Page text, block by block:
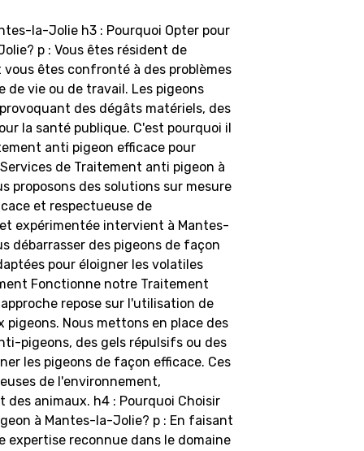
la-Jolie h3 : Pourquoi Opter pour
p : Vous êtes résident de
êtes confronté à des problèmes
de vie ou de travail. Les pigeons
des dégâts matériels, des
la santé publique. C'est pourquoi il
anti pigeon efficace pour
de Traitement anti pigeon à
proposons des solutions sur mesure
et respectueuse de
expérimentée intervient à Mantes-
débarrasser des pigeons de façon
pour éloigner les volatiles
Fonctionne notre Traitement
repose sur l'utilisation de
Nous mettons en place des
pigeons, des gels répulsifs ou des
les pigeons de façon efficace. Ces
de l'environnement,
animaux. h4 : Pourquoi Choisir
à Mantes-la-Jolie? p : En faisant
expertise reconnue dans le domaine